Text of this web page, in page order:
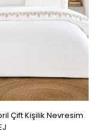
Çift Kişilik Nevresim